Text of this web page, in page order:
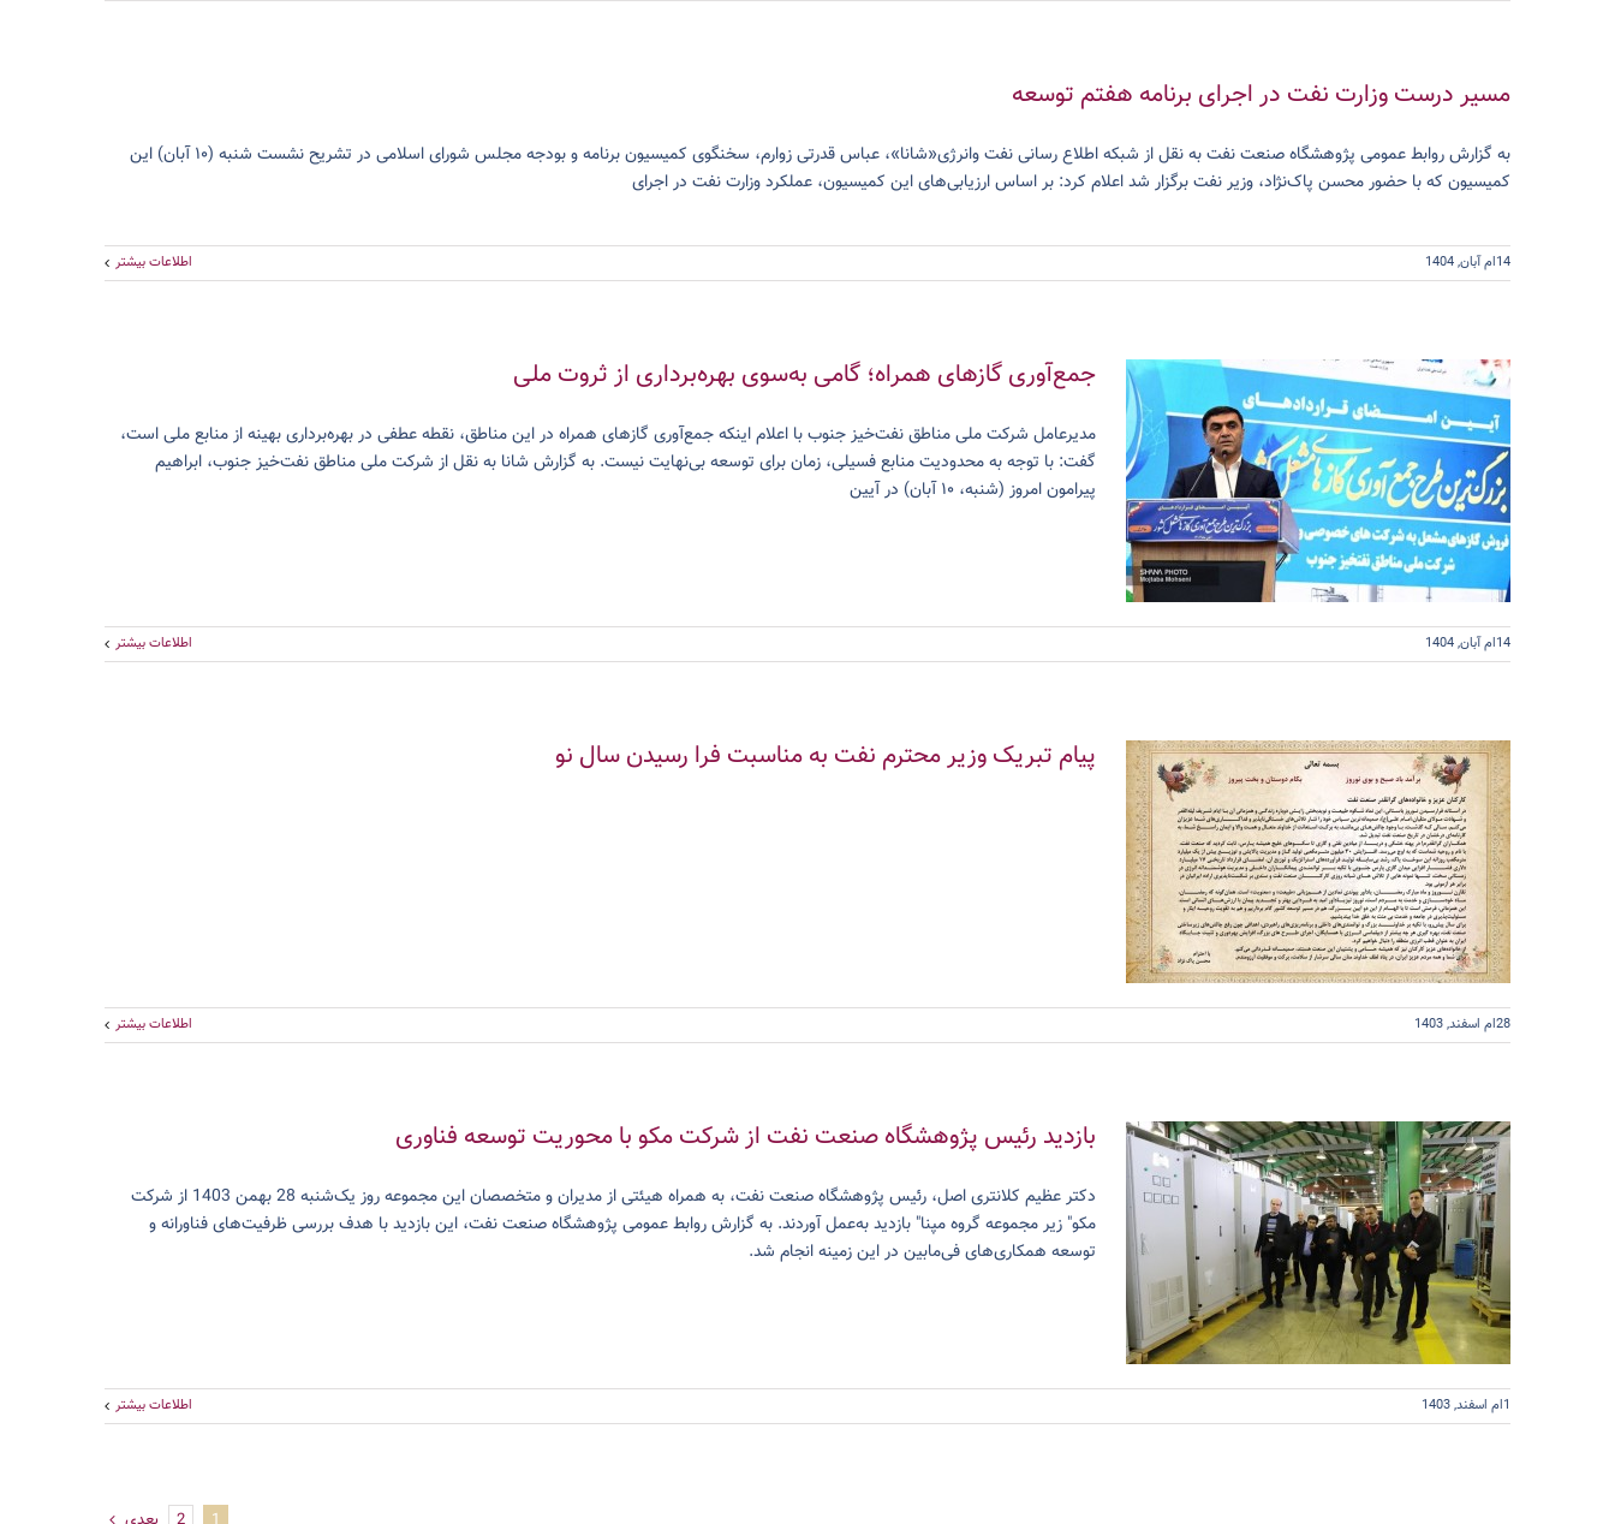
مسیر درست وزارت نفت در اجرای برنامه هفتم توسعه
به گزارش روابط عمومی پژوهشگاه صنعت نفت به نقل از شبکه اطلاع رسانی نفت وانرژی«شانا»، عباس قدرتی زوارم، سخنگوی کمیسیون برنامه و بودجه مجلس شورای اسلامی در تشریح نشست شنبه (۱۰ آبان) این
کمیسیون که با حضور محسن پاک‌نژاد، وزیر نفت برگزار شد اعلام کرد: بر اساس ارزیابی‌های این کمیسیون، عملکرد وزارت نفت در اجرای
14ام آبان, 1404 اطلاعات بیشتر
جمع‌آوری گازهای همراه؛ گامی به‌سوی بهره‌برداری از ثروت ملی
مدیرعامل شرکت ملی مناطق نفت‌خیز جنوب با اعلام اینکه جمع‌آوری گازهای همراه در این مناطق، نقطه‌ عطفی در بهره‌برداری بهینه از منابع ملی است،
گفت: با توجه به محدودیت منابع فسیلی، زمان برای توسعه بی‌نهایت نیست. به گزارش شانا به نقل از شرکت ملی مناطق نفت‌خیز جنوب، ابراهیم
پیرامون امروز (شنبه، ۱۰ آبان) در آیین
14ام آبان, 1404 اطلاعات بیشتر
پیام تبریک وزیر محترم نفت به مناسبت فرا رسیدن سال نو
28ام اسفند, 1403 اطلاعات بیشتر
بازدید رئیس پژوهشگاه صنعت نفت از شرکت مکو با محوریت توسعه فناوری
دکتر عظیم کلانتری اصل، رئیس پژوهشگاه صنعت نفت، به همراه هیئتی از مدیران و متخصصان این مجموعه روز یک‌شنبه 28 بهمن 1403 از شرکت
مکو" زیر مجموعه گروه مپنا" بازدید به‌عمل آوردند. به گزارش روابط عمومی پژوهشگاه صنعت نفت، این بازدید با هدف بررسی ظرفیت‌های فناورانه و
توسعه همکاری‌های فی‌مابین در این زمینه انجام شد.
1ام اسفند, 1403 اطلاعات بیشتر